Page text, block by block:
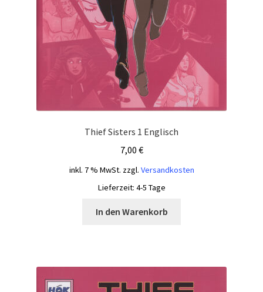
Thief Sisters 1 Englisch
7,00 €
inkl. 7 % MwSt. zzgl. Versandkosten
Lieferzeit: 4-5 Tage
In den Warenkorb